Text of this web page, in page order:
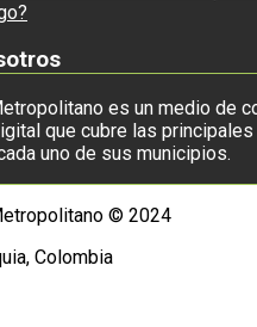
es un medio de
que cubre las
uno de sus municipios.
© 2024
Colombia